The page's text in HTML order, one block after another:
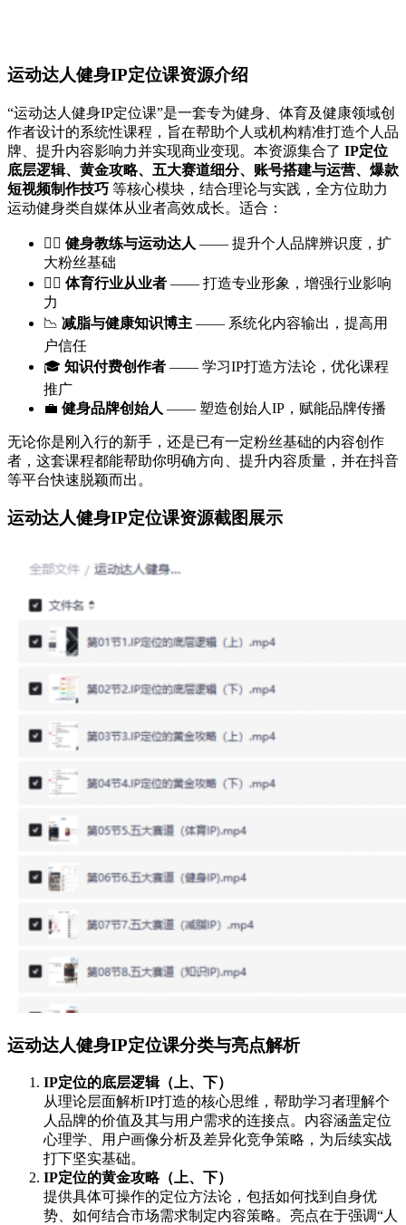
运动达人健身IP定位课资源介绍
“运动达人健身IP定位课”是一套专为健身、体育及健康领域创
作者设计的系统性课程，旨在帮助个人或机构精准打造个人品
牌、提升内容影响力并实现商业变现。本资源集合了 IP定位
底层逻辑、黄金攻略、五大赛道细分、账号搭建与运营、爆款
短视频制作技巧 等核心模块，结合理论与实践，全方位助力
运动健身类自媒体从业者高效成长。适合：
🏋️‍♂️ 健身教练与运动达人 —— 提升个人品牌辨识度，扩
大粉丝基础
🏃‍♀️ 体育行业从业者 —— 打造专业形象，增强行业影响
力
📉 减脂与健康知识博主 —— 系统化内容输出，提高用
户信任
🎓 知识付费创作者 —— 学习IP打造方法论，优化课程
推广
💼 健身品牌创始人 —— 塑造创始人IP，赋能品牌传播
无论你是刚入行的新手，还是已有一定粉丝基础的内容创作
者，这套课程都能帮助你明确方向、提升内容质量，并在抖音
等平台快速脱颖而出。
运动达人健身IP定位课资源截图展示
运动达人健身IP定位课分类与亮点解析
IP定位的底层逻辑（上、下）
从理论层面解析IP打造的核心思维，帮助学习者理解个
人品牌的价值及其与用户需求的连接点。内容涵盖定位
心理学、用户画像分析及差异化竞争策略，为后续实战
打下坚实基础。
IP定位的黄金攻略（上、下）
提供具体可操作的定位方法论，包括如何找到自身优
势、如何结合市场需求制定内容策略。亮点在于强调“人